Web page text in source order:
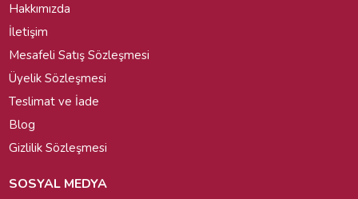
Hakkımızda
İletişim
Mesafeli Satış Sözleşmesi
Üyelik Sözleşmesi
Teslimat ve İade
Blog
Gizlilik Sözleşmesi
SOSYAL MEDYA